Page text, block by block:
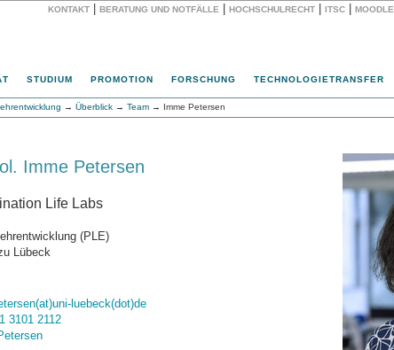
KONTAKT BERATUNG UND NOTFÄLLE HOCHSCHULRECHT ITSC MOODLE
STUDIUM PROMOTION FORSCHUNG TECHNOLOGIETRANSFER
→ Überblick → Team → Imme Petersen
Imme Petersen
Life Labs
(PLE)
Lübeck
luebeck(dot)de
3101 2112